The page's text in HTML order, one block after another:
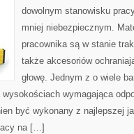
dowolnym stanowisku
mniej niebezpiecznym.
pracownika są w stanie
także akcesoriów
głowę. Jednym z o wiele
wymagająca
być wykonany z najlepszej
na […]